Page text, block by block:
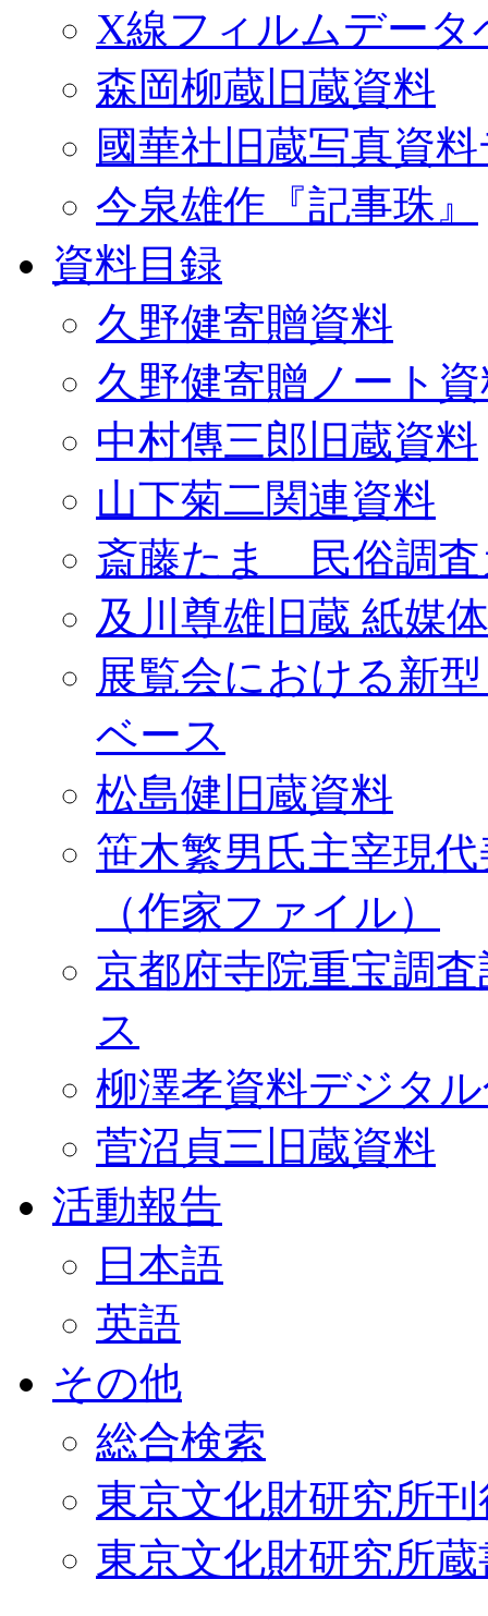
X線フィルムデータ
森岡柳蔵旧蔵資料
國華社旧蔵写真資
今泉雄作『記事珠』
資料目録
久野健寄贈資料
久野健寄贈ノート
中村傳三郎旧蔵資料
山下菊二関連資料
斎藤たま 民俗調査
及川尊雄旧蔵 紙媒
展覧会における新
ベース
松島健旧蔵資料
笹木繁男氏主宰現
（作家ファイル）
京都府寺院重宝調
ス
柳澤孝資料デジタ
菅沼貞三旧蔵資料
活動報告
日本語
英語
その他
総合検索
東京文化財研究所
東京文化財研究所